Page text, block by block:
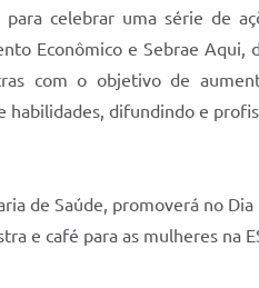
celebrar uma série de
Econômico e Sebrae
com o objetivo de
habilidades, difundindo e
de Saúde, promoverá no
e café para as mulheres na